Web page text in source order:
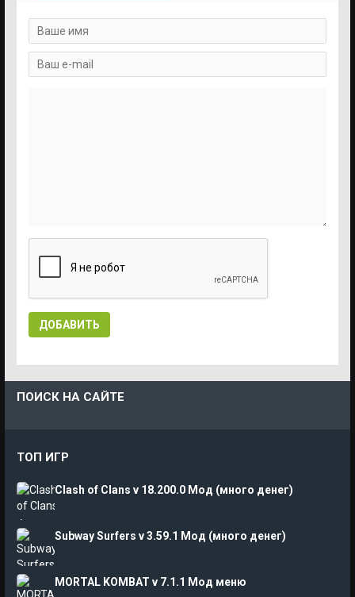
ДОБАВИТЬ
ПОИСК НА САЙТЕ
ТОП ИГР
Clash of Clans v 18.200.0 Мод (много денег)
Subway Surfers v 3.59.1 Мод (много денег)
MORTAL KOMBAT v 7.1.1 Мод меню